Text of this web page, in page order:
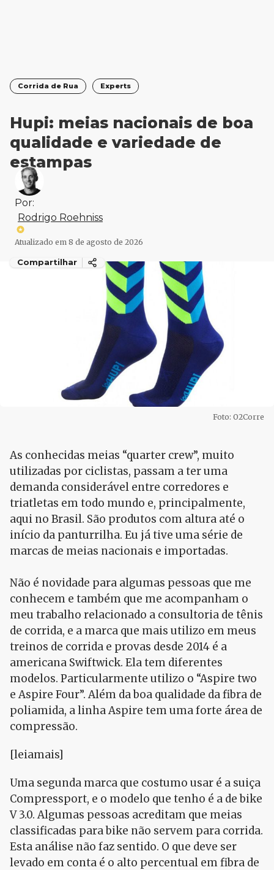
Corrida de Rua Experts
Hupi: meias nacionais de boa
qualidade e variedade de
estampas
Por:
Rodrigo Roehniss
Atualizado em 8 de agosto de 2026
Compartilhar
Foto: O2Corre
As conhecidas meias “quarter crew”, muito
utilizadas por ciclistas, passam a ter uma
demanda considerável entre corredores e
triatletas em todo mundo e, principalmente,
aqui no Brasil. São produtos com altura até o
início da panturrilha. Eu já tive uma série de
marcas de meias nacionais e importadas.
Não é novidade para algumas pessoas que me
conhecem e também que me acompanham o
meu trabalho relacionado a consultoria de tênis
de corrida, e a marca que mais utilizo em meus
treinos de corrida e provas desde 2014 é a
americana Swiftwick. Ela tem diferentes
modelos. Particularmente utilizo o “Aspire two
e Aspire Four”. Além da boa qualidade da fibra de
poliamida, a linha Aspire tem uma forte área de
compressão.
[leiamais]
Uma segunda marca que costumo usar é a suiça
Compressport, e o modelo que tenho é a de bike
V 3.0. Algumas pessoas acreditam que meias
classificadas para bike não servem para corrida.
Esta análise não faz sentido. O que deve ser
levado em conta é o alto percentual em fibra de